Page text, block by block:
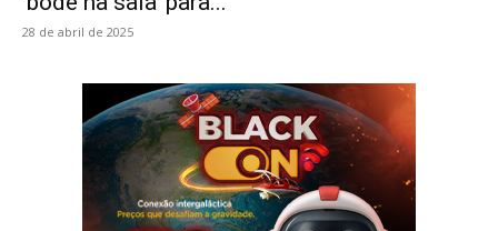
28 de abril de 2025